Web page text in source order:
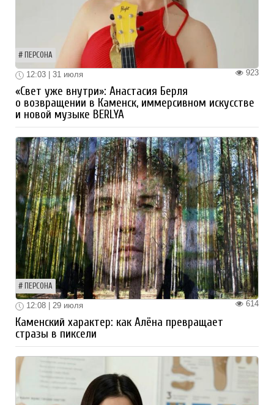
ПЕРСОНА
923
12:03 | 31 июля
«Свет уже внутри»: Анастасия Берля
о возвращении в Каменск, иммерсивном искусстве
и новой музыке BERLYA
ПЕРСОНА
614
12:08 | 29 июля
Каменский характер: как Алёна превращает
стразы в пиксели